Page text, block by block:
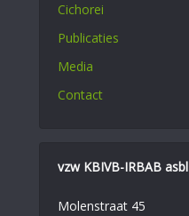
Cichorei
Publicaties
Media
Contact
vzw KBIVB-IRBAB asbl
Molenstraat 45